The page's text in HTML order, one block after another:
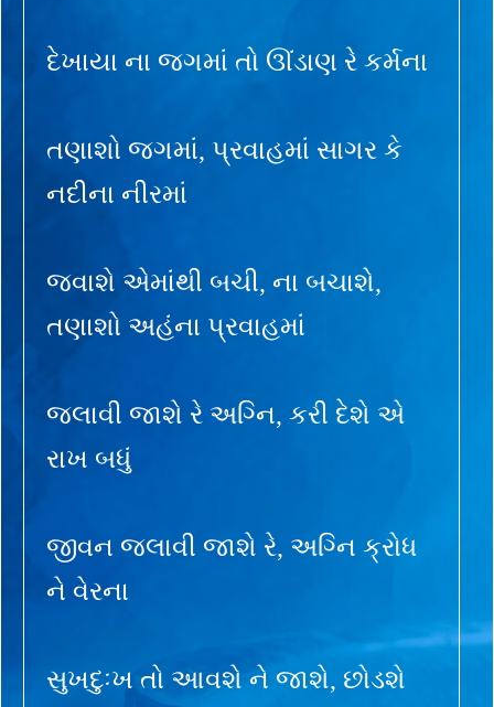
દેખાયા ના જગમાં તો ઊંડાણ રે કર્મના
તણાશો જગમાં, પ્રવાહમાં સાગર કે
નદીના નીરમાં
જવાશે એમાંથી બચી, ના બચાશે,
તણાશો અહંના પ્રવાહમાં
જલાવી જાશે રે અગ્નિ, કરી દેશે એ
રાખ બધું
જીવન જલાવી જાશે રે, અગ્નિ ક્રોધ
ને વેરના
સુખદુઃખ તો આવશે ને જાશે, છોડશે